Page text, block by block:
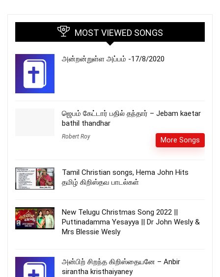
MOST VIEWED SONGS
அன்றன்றுள்ள அப்பம் -17/8/2020
ஜெபம் கேட்டார் பதில் தந்தார் – Jebam kaetar
bathil thandhar
Robert Roy More Songs
Tamil Christian songs, Hema John Hits
தமிழ் கிறிஸ்தவ பாடல்கள்
New Telugu Christmas Song 2022 ||
Puttinadamma Yesayya || Dr John Wesly &
Mrs Blessie Wesly
அன்பிற் சிறந்த கிறிஸ்தையனே – Anbir
sirantha kristhaiyaney